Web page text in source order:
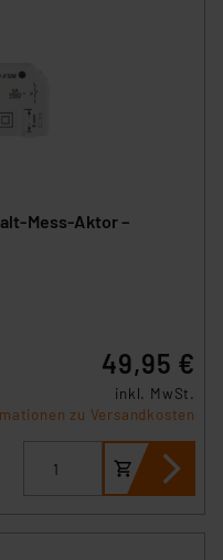
Mess-Aktor –
49,95 €
inkl. MwSt.
zu Versandkosten